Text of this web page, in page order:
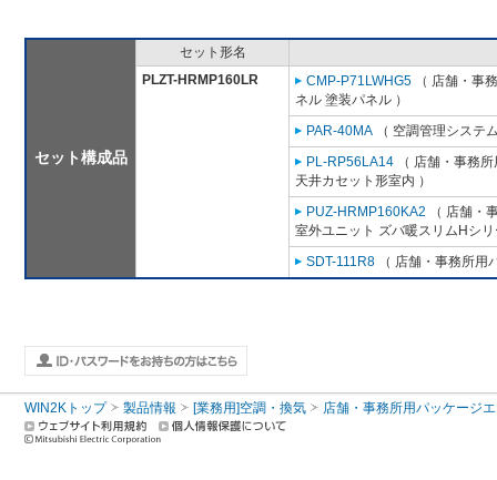
セット構成品
セット形名
PLZT-HRMP160LR
CMP-P71LWHG5 （ 店舗・事
ネル 塗装パネル ）
PAR-40MA （ 空調管理システ
PL-RP56LA14 （ 店舗・事務
天井カセット形室内 ）
PUZ-HRMP160KA2 （ 店舗・
室外ユニット ズバ暖スリムHシ
SDT-111R8 （ 店舗・事務所用
WIN2Kトップ 製品情報 [業務用]空調・換気 店舗・事務所用パッケージ